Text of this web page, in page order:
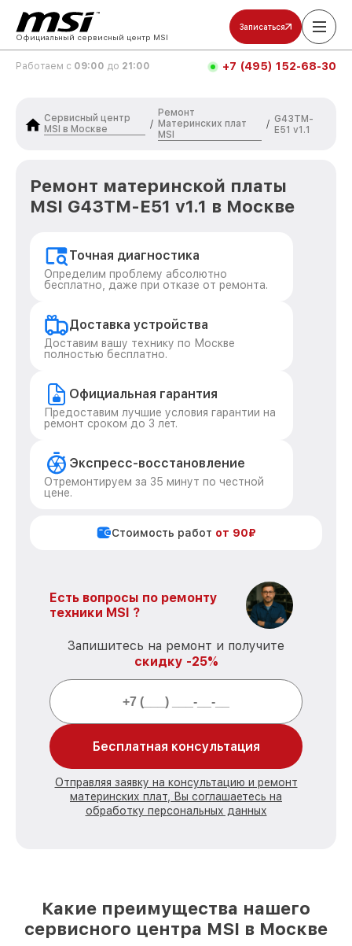
Официальный сервисный центр MSI
Записаться
Работаем с 09:00 до 21:00 +7 (495) 152-68-30
Сервисный центр
MSI в Москве
/
Ремонт
Материнских плат
MSI
/ G43TM-
E51 v1.1
Ремонт материнской платы
MSI G43TM-E51 v1.1 в Москве
Точная диагностика
Определим проблему абсолютно
бесплатно, даже при отказе от ремонта.
Доставка устройства
Доставим вашу технику по Москве
полностью бесплатно.
Официальная гарантия
Предоставим лучшие условия гарантии на
ремонт сроком до 3 лет.
Экспресс-восстановление
Отремонтируем за 35 минут по честной
цене.
Стоимость работ от 90₽
Есть вопросы по ремонту
техники MSI ?
Запишитесь на ремонт и получите
скидку -25%
Бесплатная консультация
Отправляя заявку на консультацию и ремонт
материнских плат, Вы соглашаетесь на
обработку персональных данных
Какие преимущества нашего
сервисного центра MSI в Москве